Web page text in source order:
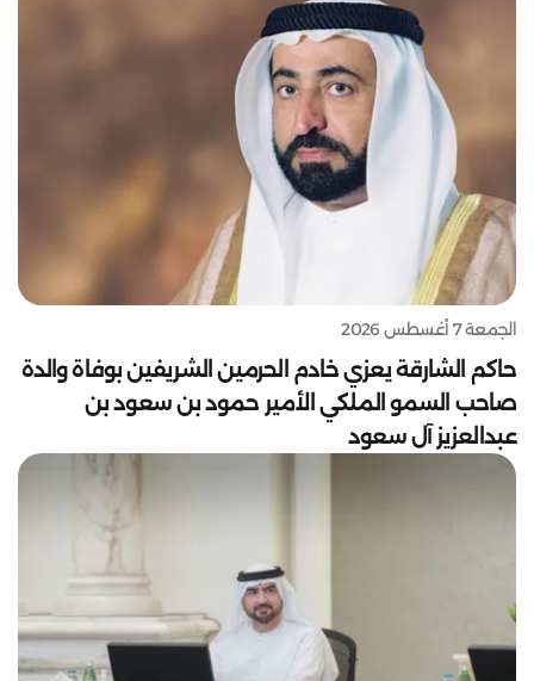
الجمعة 7 أغسطس 2026
حاكم الشارقة يعزي خادم الحرمين الشريفين بوفاة والدة
صاحب السمو الملكي الأمير حمود بن سعود بن
عبدالعزيز آل سعود